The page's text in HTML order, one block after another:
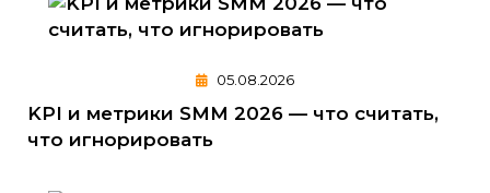
05.08.2026
KPI и метрики SMM 2026 — что считать,
что игнорировать